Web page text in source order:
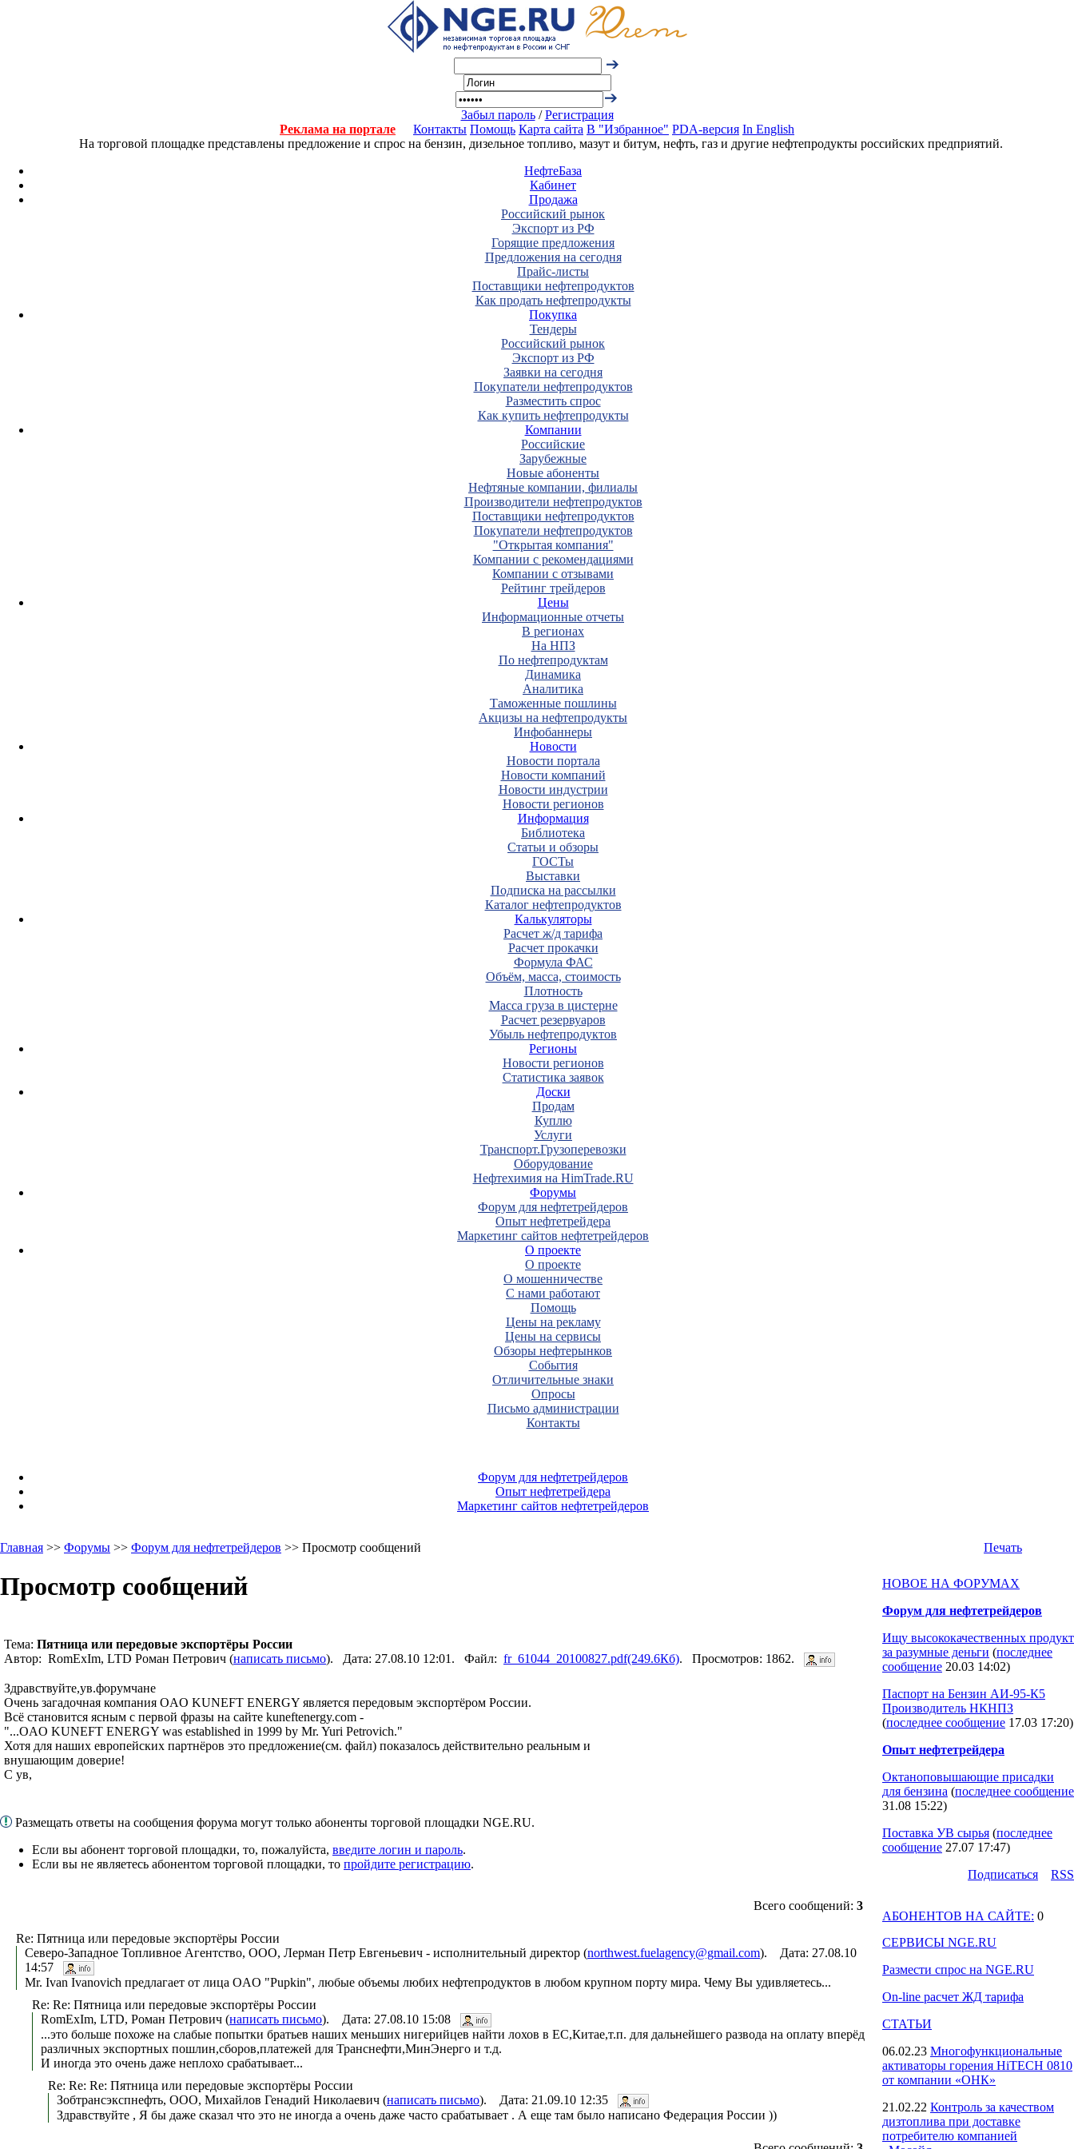
Забыл пароль/Регистрация
Реклама на портале
Контакты Помощь Карта сайта В "Избранное" PDA-версия In English
На торговой площадке представлены предложение и спрос на бензин, дизельное топливо, мазут и битум, нефть, газ и другие нефтепродукты российских предприятий.
НефтеБаза
Кабинет
Продажа
Российский рынок
Экспорт из РФ
Горящие предложения
Предложения на сегодня
Прайс-листы
Поставщики нефтепродуктов
Как продать нефтепродукты
Покупка
Тендеры
Российский рынок
Экспорт из РФ
Заявки на сегодня
Покупатели нефтепродуктов
Разместить спрос
Как купить нефтепродукты
Компании
Российские
Зарубежные
Новые абоненты
Нефтяные компании, филиалы
Производители нефтепродуктов
Поставщики нефтепродуктов
Покупатели нефтепродуктов
"Открытая компания"
Компании с рекомендациями
Компании с отзывами
Рейтинг трейдеров
Цены
Информационные отчеты
В регионах
На НПЗ
По нефтепродуктам
Динамика
Аналитика
Таможенные пошлины
Акцизы на нефтепродукты
Инфобаннеры
Новости
Новости портала
Новости компаний
Новости индустрии
Новости регионов
Информация
Библиотека
Статьи и обзоры
ГОСТы
Выставки
Подписка на рассылки
Каталог нефтепродуктов
Калькуляторы
Расчет ж/д тарифа
Расчет прокачки
Формула ФАС
Объём, масса, стоимость
Плотность
Масса груза в цистерне
Расчет резервуаров
Убыль нефтепродуктов
Регионы
Новости регионов
Статистика заявок
Доски
Продам
Куплю
Услуги
Транспорт.Грузоперевозки
Оборудование
Нефтехимия на HimTrade.RU
Форумы
Форум для нефтетрейдеров
Опыт нефтетрейдера
Маркетинг сайтов нефтетрейдеров
О проекте
О проекте
О мошенничестве
С нами работают
Помощь
Цены на рекламу
Цены на сервисы
Обзоры нефтерынков
События
Отличительные знаки
Опросы
Письмо администрации
Контакты
Форум для нефтетрейдеров
Опыт нефтетрейдера
Маркетинг сайтов нефтетрейдеров
Главная >> Форумы >> Форум для нефтетрейдеров >> Просмотр сообщений Печать
Просмотр сообщений
Тема: Пятница или передовые экспортёры России
Автор: RomExIm, LTD Роман Петрович (написать письмо). Дата: 27.08.10 12:01. Файл: fr_61044_20100827.pdf(249.6Кб). Просмотров: 1862.
Здравствуйте,ув.форумчане
Очень загадочная компания OAO KUNEFT ENERGY является передовым экспортёром России.
Всё становится ясным с первой фразы на сайте kuneftenergy.com -
"...OAO KUNEFT ENERGY was established in 1999 by Mr. Yuri Petrovich."
Хотя для наших европейских партнёров это предложение(см. файл) показалось действительно реальным и
внушающим доверие!
С ув,
Размещать ответы на сообщения форума могут только абоненты торговой площадки NGE.RU.
Если вы абонент торговой площадки, то, пожалуйста, введите логин и пароль.
Если вы не являетесь абонентом торговой площадки, то пройдите регистрацию.
Всего сообщений: 3
Re: Пятница или передовые экспортёры России
Северо-Западное Топливное Агентство, ООО, Лерман Петр Евгеньевич - исполнительный директор (northwest.fuelagency@gmail.com). Дата: 27.08.10
14:57
Mr. Ivan Ivanovich предлагает от лица OAO "Pupkin", любые объемы любих нефтепродуктов в любом крупном порту мира. Чему Вы удивляетесь...
Re: Re: Пятница или передовые экспортёры России
RomExIm, LTD, Роман Петрович (написать письмо). Дата: 27.08.10 15:08
...это больше похоже на слабые попытки братьев наших меньших нигерийцев найти лохов в ЕС,Китае,т.п. для дальнейшего развода на оплату вперёд
различных экспортных пошлин,сборов,платежей для Транснефти,МинЭнерго и т.д.
И иногда это очень даже неплохо срабатывает...
Re: Re: Re: Пятница или передовые экспортёры России
Зобтрансэкспнефть, ООО, Михайлов Генадий Николаевич (написать письмо). Дата: 21.09.10 12:35
Здравствуйте , Я бы даже сказал что это не иногда а очень даже часто срабатывает . А еще там было написано Федерация России ))
НОВОЕ НА ФОРУМАХ
Форум для нефтетрейдеров
Ищу высококачественных продукт
за разумные деньги (последнее
сообщение 20.03 14:02)
Паспорт на Бензин АИ-95-К5
Производитель НКНПЗ
(последнее сообщение 17.03 17:20)
Опыт нефтетрейдера
Октаноповышающие присадки
для бензина (последнее сообщение
31.08 15:22)
Поставка УВ сырья (последнее
сообщение 27.07 17:47)
Подпиcаться
RSS
АБОНЕНТОВ НА САЙТЕ: 0
СЕРВИСЫ NGE.RU
Размести спрос на NGE.RU
On-line расчет ЖД тарифа
СТАТЬИ
06.02.23 Многофункциональные
активаторы горения HiTECH 0810
от компании «ОНК»
21.02.22 Контроль за качеством
дизтоплива при доставке
потребителю компанией